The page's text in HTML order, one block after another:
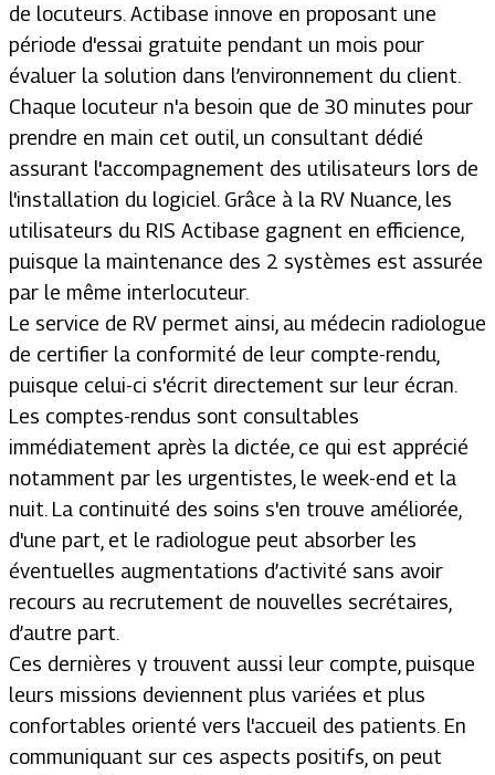
de locuteurs. Actibase innove en proposant une
période d'essai gratuite pendant un mois pour
évaluer la solution dans l’environnement du client.
Chaque locuteur n'a besoin que de 30 minutes pour
prendre en main cet outil, un consultant dédié
assurant l'accompagnement des utilisateurs lors de
l'installation du logiciel. Grâce à la RV Nuance, les
utilisateurs du RIS Actibase gagnent en efficience,
puisque la maintenance des 2 systèmes est assurée
par le même interlocuteur.
Le service de RV permet ainsi, au médecin radiologue
de certifier la conformité de leur compte-rendu,
puisque celui-ci s'écrit directement sur leur écran.
Les comptes-rendus sont consultables
immédiatement après la dictée, ce qui est apprécié
notamment par les urgentistes, le week-end et la
nuit. La continuité des soins s'en trouve améliorée,
d'une part, et le radiologue peut absorber les
éventuelles augmentations d’activité sans avoir
recours au recrutement de nouvelles secrétaires,
d’autre part.
Ces dernières y trouvent aussi leur compte, puisque
leurs missions deviennent plus variées et plus
confortables orienté vers l'accueil des patients. En
communiquant sur ces aspects positifs, on peut